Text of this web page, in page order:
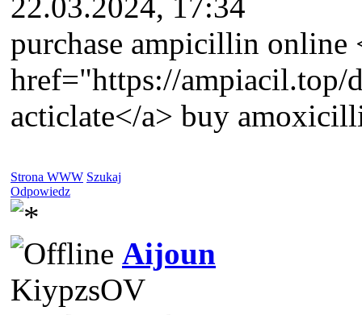
purchase ampicillin online
href="https://ampiacil.top/
acticlate</a> buy
Strona WWW Szukaj
Odpowiedz
Aijoun
KiypzsOV